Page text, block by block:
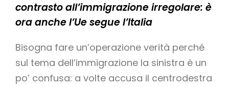
contrasto all’immigrazione irregolare: è
ora anche l’Ue segue l’Italia
Bisogna fare un’operazione verità perché
sul tema dell’immigrazione la sinistra è un
po’ confusa: a volte accusa il centrodestra